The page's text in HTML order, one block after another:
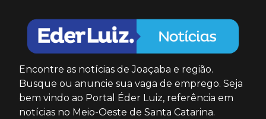
Encontre as notícias de Joaçaba e região.
Busque ou anuncie sua vaga de emprego. Seja
bem vindo ao Portal Éder Luiz, referência em
notícias no Meio-Oeste de Santa Catarina.